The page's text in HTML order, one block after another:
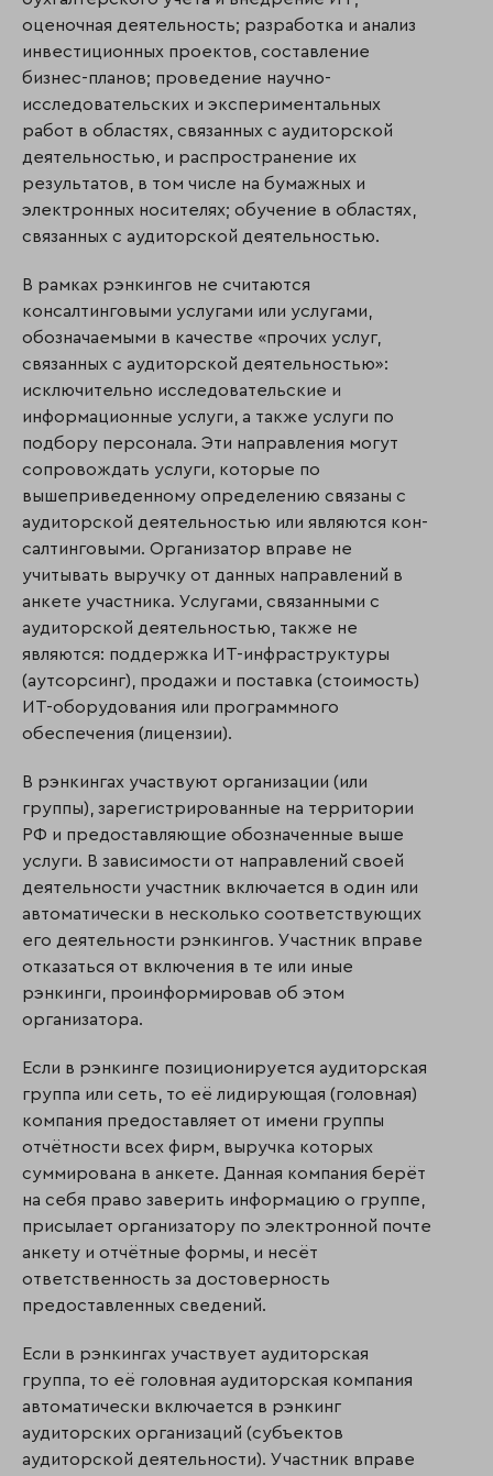
оценочная деятельность; разработка и анализ
инвестиционных проектов, составление
бизнес-планов; проведение научно-
исследовательских и экспе­ри­­мен­­таль­ных
работ в областях, связанных с аудиторской
деятельностью, и распрос­транение их
результатов, в том числе на бумажных и
электронных носителях; обучение в областях,
связанных с аудиторской деятельностью.
В рамках рэнкингов не считаются
консалтинговыми услугами или услугами,
обозначаемыми в качестве «прочих услуг,
связанных с аудиторской деятельностью»:
исключительно исследовательские и
информационные услуги, а также услуги по
подбору персонала. Эти направления могут
сопровождать услуги, которые по
вышеприведенному определению связаны с
аудиторской деятельностью или являются кон­
салтинговыми. Организатор вправе не
учитывать выручку от данных направлений в
анкете участника. Услугами, связанными с
аудиторской деятельностью, также не
являются: поддержка ИТ-инфраструктуры
(аутсорсинг), продажи и поставка (стоимость)
ИТ-оборудования или программного
обеспечения (лицензии).
В рэнкингах участвуют организации (или
группы), зарегистрированные на территории
РФ и предоставляющие обозначенные выше
услуги. В зависимости от направлений своей
деятельности участник включается в один или
автоматически в несколько соответствующих
его деятельности рэнкингов. Участник вправе
отказаться от включения в те или иные
рэнкинги, проинформировав об этом
организатора.
Если в рэнкинге позиционируется аудиторская
группа или сеть, то её лидирующая (голов­ная)
компания предоставляет от имени группы
отчётности всех фирм, выручка которых
суммирована в анкете. Данная компания берёт
на себя право заверить информацию о группе,
присылает организатору по электронной почте
анкету и отчётные формы, и несёт
ответственность за достоверность
предоставленных сведений.
Если в рэнкингах участвует аудиторская
группа, то её головная аудиторская компания
автоматически включается в рэнкинг
аудиторских организаций (субъек­тов
аудиторской деятельности). Участник вправе